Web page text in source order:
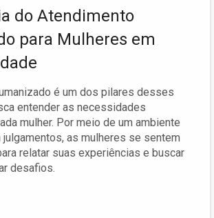
do Atendimento
para Mulheres em
é um dos pilares desses
entender as necessidades
mulher. Por meio de um ambiente
as mulheres se sentem
relatar suas experiências e buscar
desafios.